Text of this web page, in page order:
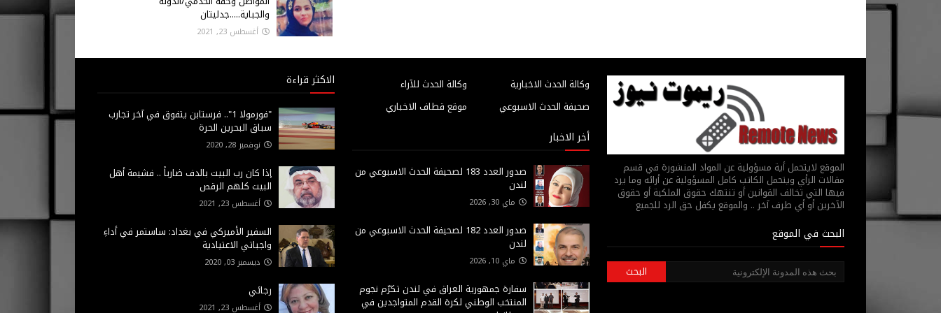
والجباية.....جدليتان
أغسطس 23, 2021
الموقع لايتحمل أية مسؤولية عن المواد المنشورة في قسم
مقالات الرأي ويتحمل الكاتب كامل المسؤولية عن أرائه وما يرد
فيها التي تخالف القوانين أو تنتهك حقوق الملكية أو حقوق
الآخرين أو أي طرف آخر .. والموقع يكفل حق الرد للجميع
البحث في الموقع
وكالة الحدث للآراء
وكالة الحدث الاخبارية
موقع قطاف الاخباري
صحيفة الحدث الاسبوعي
أخر الاخبار
صدور العدد 183 لصحيفة الحدث الاسبوعي من
لندن
ماي 30, 2026
صدور العدد 182 لصحيفة الحدث الاسبوعي من
لندن
ماي 10, 2026
سفارة جمهورية العراق في لندن تكرّم نجوم
المنتخب الوطني لكرة القدم المتواجدين في
الاكثر قراءة
"فورمولا 1".. فرستابن يتفوق في آخر تجارب
سباق البحرين الحرة
نوفمبر 28, 2020
إذا كان رب البيت بالدف ضارباً .. فشيمة أهل
البيت كلهم الرقص
أغسطس 23, 2021
السفير الأميركي في بغداد: ساستمر في أداءِ
واجباتي الاعتيادية
ديسمبر 03, 2020
رجائي
أغسطس 23, 2021